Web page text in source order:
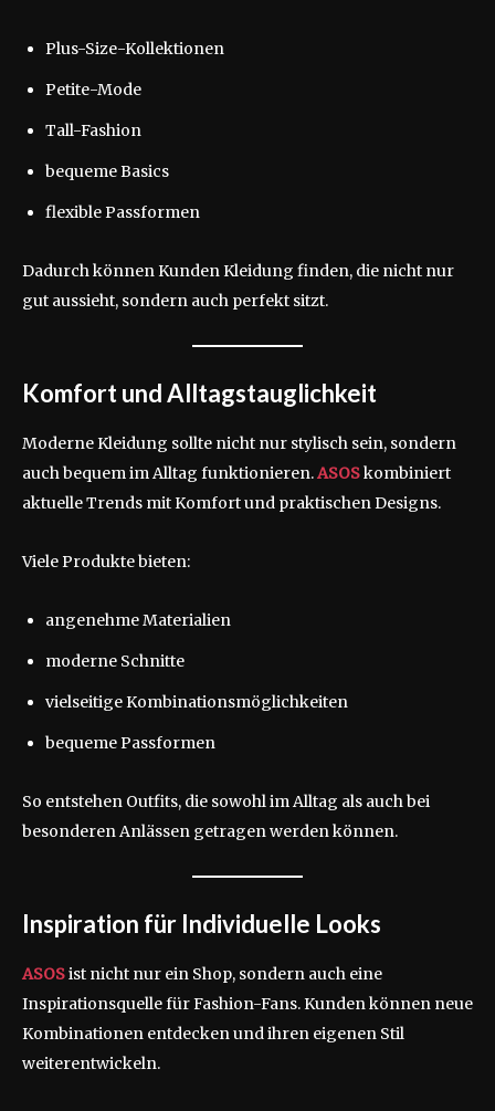
Plus-Size-Kollektionen
Petite-Mode
Tall-Fashion
bequeme Basics
flexible Passformen
Dadurch können Kunden Kleidung finden, die nicht nur
gut aussieht, sondern auch perfekt sitzt.
Komfort und Alltagstauglichkeit
Moderne Kleidung sollte nicht nur stylisch sein, sondern
auch bequem im Alltag funktionieren.ASOSkombiniert
aktuelle Trends mit Komfort und praktischen Designs.
Viele Produkte bieten:
angenehme Materialien
moderne Schnitte
vielseitige Kombinationsmöglichkeiten
bequeme Passformen
So entstehen Outfits, die sowohl im Alltag als auch bei
besonderen Anlässen getragen werden können.
Inspiration für Individuelle Looks
ASOSist nicht nur ein Shop, sondern auch eine
Inspirationsquelle für Fashion-Fans. Kunden können neue
Kombinationen entdecken und ihren eigenen Stil
weiterentwickeln.